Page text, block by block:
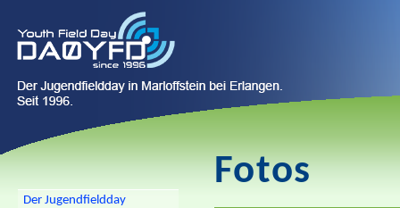
Der Jugendfieldday
Fotos